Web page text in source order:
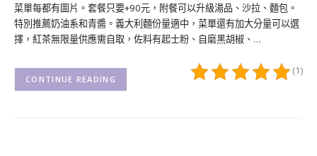
菜單每都有圖片。套餐只要+90元，附餐可以升級湯品、沙拉、麵包。
特別推薦奶油系和青醬。義大利麵份量適中，菜單還有加大分量可以選
擇，紅茶無限量供應需自取，佐料有起士粉、自磨黑胡椒、…
(1)
CONTINUE READING